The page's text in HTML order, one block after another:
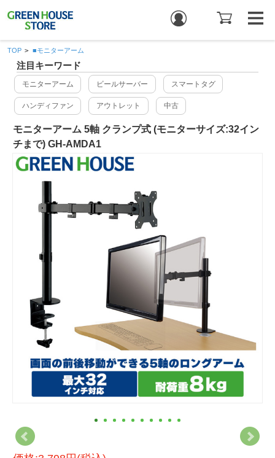
TOP > ■モニターアーム
注目キーワード
モニターアーム ビールサーバー スマートタグ
ハンディファン アウトレット 中古
モニターアーム 5軸 クランプ式 (モニターサイズ:32イン
チまで) GH-AMDA1